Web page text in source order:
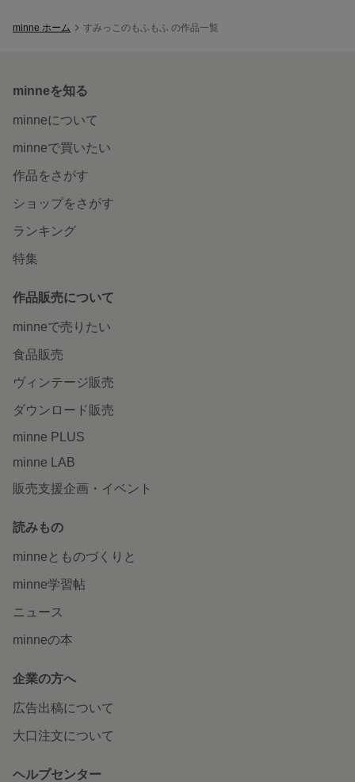
minne ホーム すみっこのもふもふ の作品一覧
minneを知る
minneについて
minneで買いたい
作品をさがす
ショップをさがす
ランキング
特集
作品販売について
minneで売りたい
食品販売
ヴィンテージ販売
ダウンロード販売
minne PLUS
minne LAB
販売支援企画・イベント
読みもの
minneとものづくりと
minne学習帖
ニュース
minneの本
企業の方へ
広告出稿について
大口注文について
ヘルプセンター